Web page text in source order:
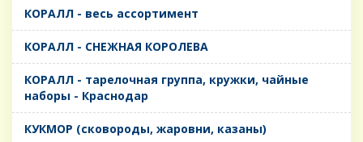
КОРАЛЛ - весь ассортимент
КОРАЛЛ - СНЕЖНАЯ КОРОЛЕВА
КОРАЛЛ - тарелочная группа, кружки, чайные
наборы - Краснодар
КУКМОР (сковороды, жаровни, казаны)